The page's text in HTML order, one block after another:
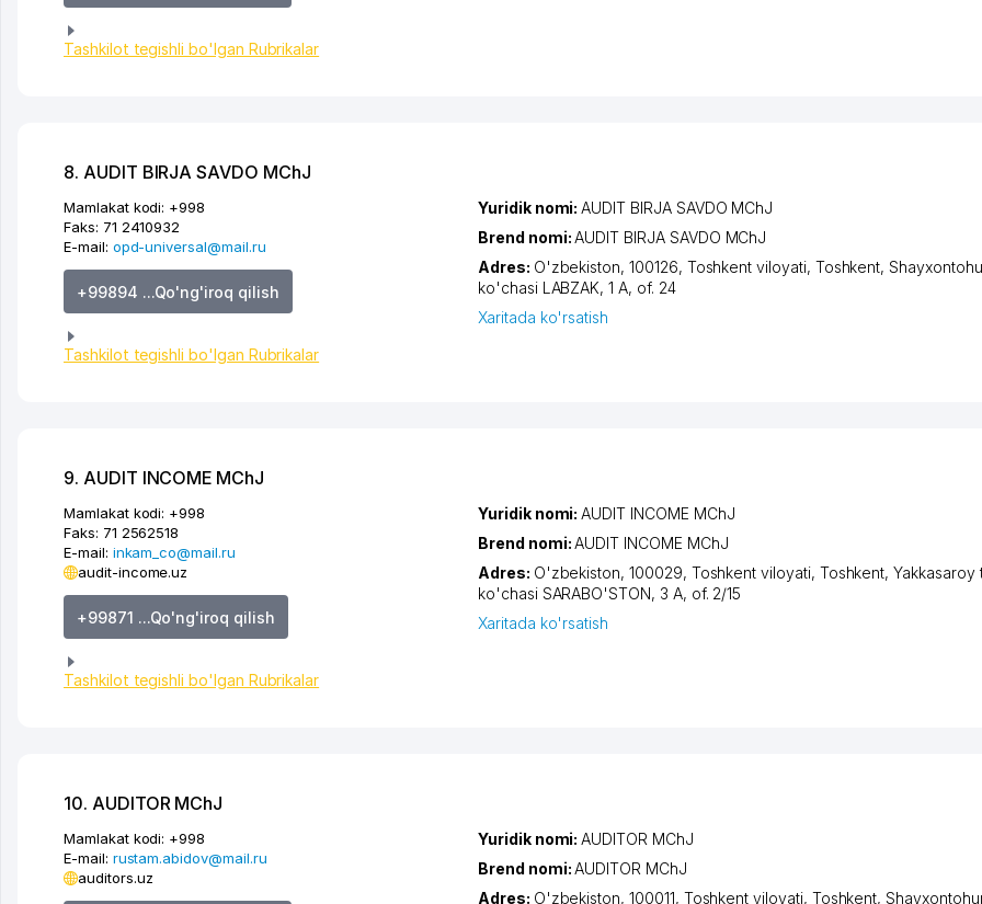
Tashkilot tegishli bo'lgan Rubrikalar
8. AUDIT BIRJA SAVDO MChJ
Mamlakat kodi: +998
Faks: 71 2410932
E-mail: opd-universal@mail.ru
+99894 ...Qo'ng'iroq qilish
Tashkilot tegishli bo'lgan Rubrikalar
Yuridik nomi:AUDIT BIRJA SAVDO MChJ
Brend nomi:AUDIT BIRJA SAVDO MChJ
Adres: O'zbekiston, 100126, Toshkent viloyati, Toshkent,
ko'chasi LABZAK, 1 А, of. 24
Xaritada ko'rsatish
9. AUDIT INCOME MChJ
Mamlakat kodi: +998
Faks: 71 2562518
E-mail: inkam_co@mail.ru
audit-income.uz
+99871 ...Qo'ng'iroq qilish
Tashkilot tegishli bo'lgan Rubrikalar
Yuridik nomi:AUDIT INCOME MChJ
Brend nomi:AUDIT INCOME MChJ
Adres: O'zbekiston, 100029, Toshkent viloyati, Toshkent,Yakkasaroy
ko'chasi SARABO'STON, 3 A, of. 2/15
Xaritada ko'rsatish
10. AUDITOR MChJ
Mamlakat kodi: +998
E-mail: rustam.abidov@mail.ru
auditors.uz
Yuridik nomi:AUDITOR MChJ
Brend nomi:AUDITOR MChJ
Adres: O'zbekiston, 100011, Toshkent viloyati, Toshkent,